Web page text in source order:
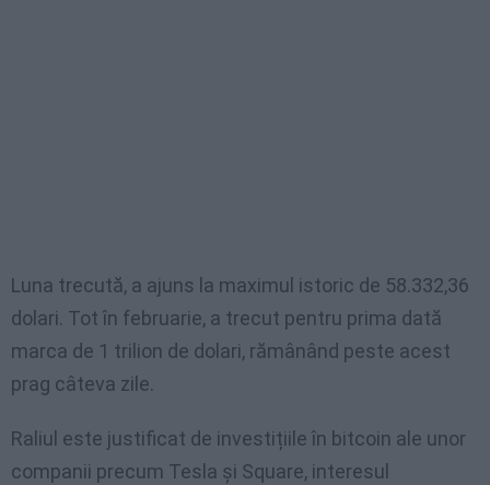
Luna trecută, a ajuns la maximul istoric de 58.332,36
dolari. Tot în februarie, a trecut pentru prima dată
marca de 1 trilion de dolari, rămânând peste acest
prag câteva zile.
Raliul este justificat de investițiile în bitcoin ale unor
companii precum Tesla și Square, interesul